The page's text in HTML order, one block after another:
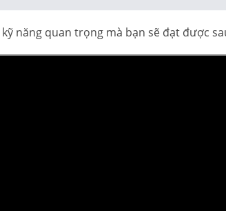
năng quan trọng mà bạn sẽ đạt được